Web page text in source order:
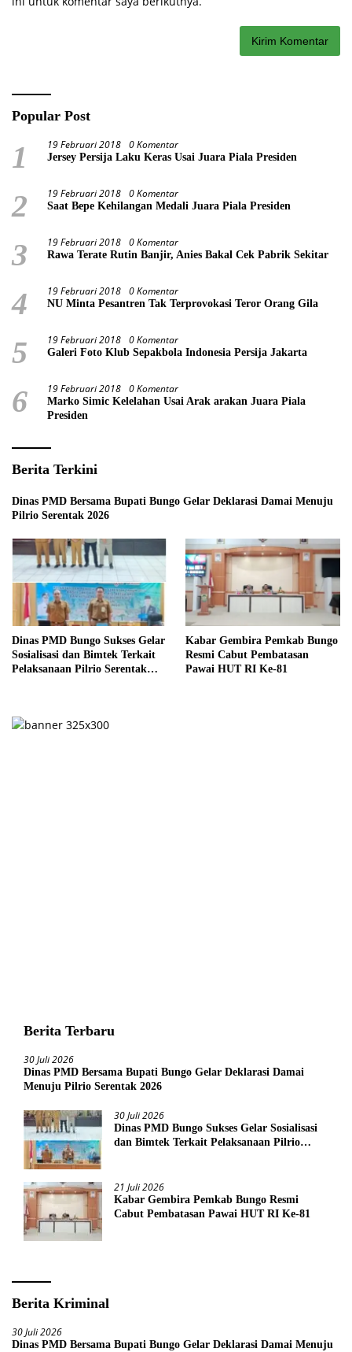
Popular Post
1 19 Februari 2018 0 Komentar
Jersey Persija Laku Keras Usai Juara Piala Presiden
2 19 Februari 2018 0 Komentar
Saat Bepe Kehilangan Medali Juara Piala Presiden
3 19 Februari 2018 0 Komentar
Rawa Terate Rutin Banjir, Anies Bakal Cek Pabrik Sekitar
4 19 Februari 2018 0 Komentar
NU Minta Pesantren Tak Terprovokasi Teror Orang Gila
5 19 Februari 2018 0 Komentar
Galeri Foto Klub Sepakbola Indonesia Persija Jakarta
6 19 Februari 2018 0 Komentar
Marko Simic Kelelahan Usai Arak arakan Juara Piala
Presiden
Berita Terkini
Dinas PMD Bersama Bupati Bungo Gelar Deklarasi Damai Menuju
Pilrio Serentak 2026
Dinas PMD Bungo Sukses Gelar
Sosialisasi dan Bimtek Terkait
Pelaksanaan Pilrio Serentak
Kabar Gembira Pemkab Bungo
Resmi Cabut Pembatasan
Pawai HUT RI Ke-81
Berita Terbaru
30 Juli 2026
Dinas PMD Bersama Bupati Bungo Gelar Deklarasi Damai
Menuju Pilrio Serentak 2026
30 Juli 2026
Dinas PMD Bungo Sukses Gelar Sosialisasi
dan Bimtek Terkait Pelaksanaan Pilrio
21 Juli 2026
Kabar Gembira Pemkab Bungo Resmi
Cabut Pembatasan Pawai HUT RI Ke-81
Berita Kriminal
30 Juli 2026
Dinas PMD Bersama Bupati Bungo Gelar Deklarasi Damai Menuju